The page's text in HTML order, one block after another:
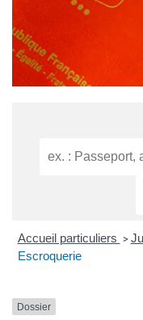
Accueil particuliers >
Escroquerie
Dossier